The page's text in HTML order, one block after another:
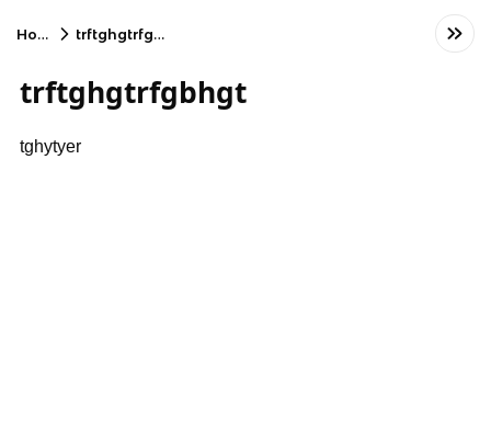
Home trftghgtrfgbhgt
trftghgtrfgbhgt
tghytyer